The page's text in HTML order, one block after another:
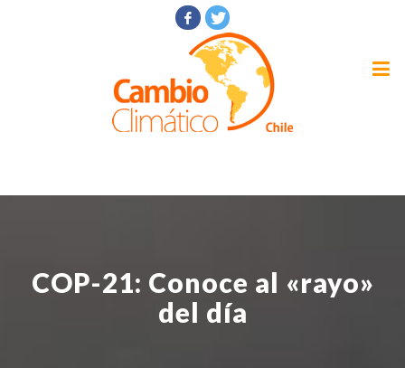
COP-21: Conoce al «rayo»
del día